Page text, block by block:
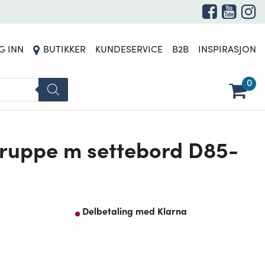
INN BUTIKKER KUNDESERVICE B2B INSPIRASJON
0
m settebord D85-
Delbetaling med Klarna
DETTE PRODUKTET ER FOR TIDEN UTSOLGT OG UTILGJENGELIG.